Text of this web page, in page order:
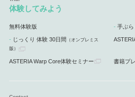
体験してみよう
無料体験版 手ぶら
じっくり 体験 30日間 （オンプレミス
版）
ASTERIA Warp Core体験セミナー 書籍プ